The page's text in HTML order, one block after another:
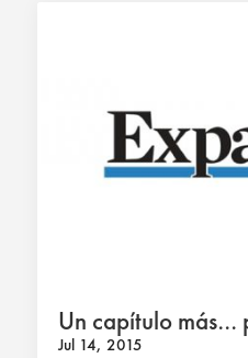
Un capítulo más…
Jul 14, 2015